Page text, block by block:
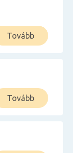
Tovább
Tovább